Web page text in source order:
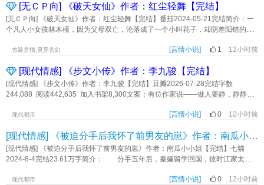
的同人老师发了私信，准备高价定制一篇属于哥哥的泥塑嬷文。 “老师，礼貌
敲敲，接定制吗？我想让车银优当我姐姐。” 隔壁床的aeri看着要求陷入沉
思，这对吗。 内容标签： 娱乐圈 日韩泰 系统 爽文 升级流 乙女向 主角视
文 一句话简介：成为嫂子之后的第一件事就是忘本 立意：爱是生活的解
药《绑定嫂子系统出道后》作者：吞没
后，被高晟的父亲收为义子，和高晟是死党。被称为大众情人，花花公子的他偏
偏从骨子里渴望一份纯真的爱情。爱情到底是什么？是选择放手，还是执子之
手，与子偕老？只是在这场感情纠缠中，谁又丢失了谁的心？都说冤家路窄，想
日子到了。《冤家路窄爱上你》作者：红尘轻舞
[无ＣＰ向] 《破天女仙》作者：红尘轻舞【完结】
[无ＣＰ向] 《破天女仙》作者：红尘轻舞【完结】番茄2024-05-21完结简介：一
个凡人小女孩林木槿，因为父母双亡，沦落成了一个小叫花子，却阴差阳错的走
赚灵石，炼制阵盘卖了赚灵石，有了灵石，还愁不能快速提升修为吗？ 至于青璇
流，无系统，无空间】（本文已经确定无cp.）《破天女仙》作者：红尘轻舞
古装言情,灵异玄幻 [言情小说] 1 12小时前
[现代情感] 《步文小传》作者：李九骏【完结】
[现代情感] 《步文小传》作者：李九骏【完结】豆瓣2026-07-28完结字数
244,088 阅读442,635 加入书架8,300文案：有位作家说——做人要静，静静地
是个美人她遇上了谢约——这个人没有优点只有特点他的特点是有钱以及战斗力
文小传》作者：李九骏
现代都市 [言情小说] 0 12小时前
[现代情感] 《被迫分手后我怀了前男友的崽》作者：南瓜小小姐【完结】
[现代情感] 《被迫分手后我怀了前男友的崽》作者：南瓜小小姐【完结】七猫
2024-8-4完结23.61万字简介： 分手五年后，秦婳留学回国，彼时江家太子
站在一起，说了一句“恶心”。 后来太子爷伤心买醉，昏暗的走廊上，恶狠狠地
现代都市 [言情小说] 0 12小时前